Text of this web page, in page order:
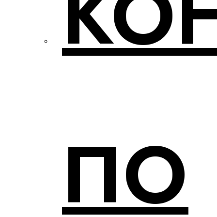
ПО